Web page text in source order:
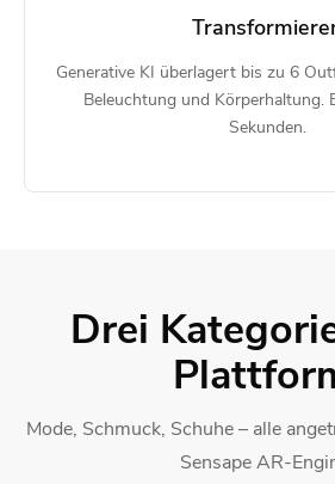
Generative KI überlagert bis zu 6
Beleuchtung und Körperhaltung.
Sekunden.
Drei
Mode, Schmuck, Schuhe – alle
Sensape AR-